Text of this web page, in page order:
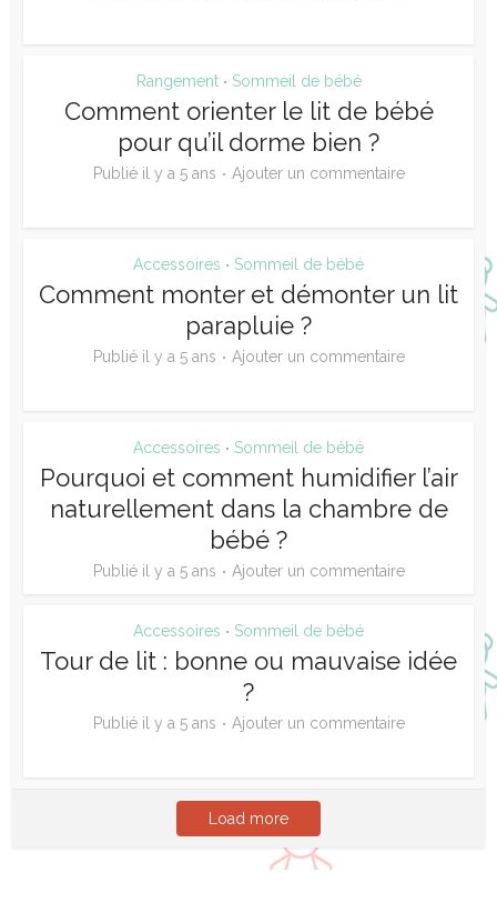
Rangement • Sommeil de bébé
Comment orienter le lit de bébé
pour qu’il dorme bien ?
Publié il y a 5 ans Ajouter un commentaire
Accessoires • Sommeil de bébé
Comment monter et démonter un lit
parapluie ?
Publié il y a 5 ans Ajouter un commentaire
Accessoires • Sommeil de bébé
Pourquoi et comment humidifier l’air
naturellement dans la chambre de
bébé ?
Publié il y a 5 ans Ajouter un commentaire
Accessoires • Sommeil de bébé
Tour de lit : bonne ou mauvaise idée
?
Publié il y a 5 ans Ajouter un commentaire
Load more